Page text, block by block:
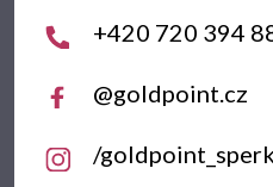
+420 720 394
@goldpoint.cz
/